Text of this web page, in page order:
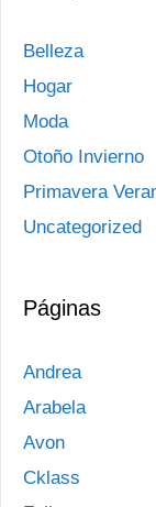
Belleza
Hogar
Moda
Otoño Invierno
Primavera
Uncategorized
Páginas
Andrea
Arabela
Avon
Cklass